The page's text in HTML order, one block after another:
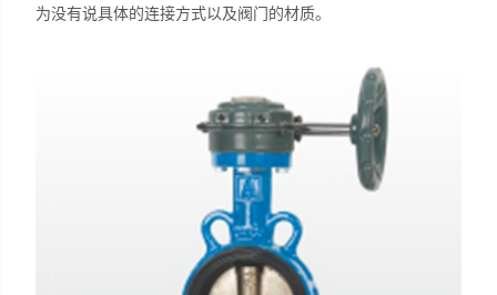
为没有说具体的连接方式以及阀门的材质。